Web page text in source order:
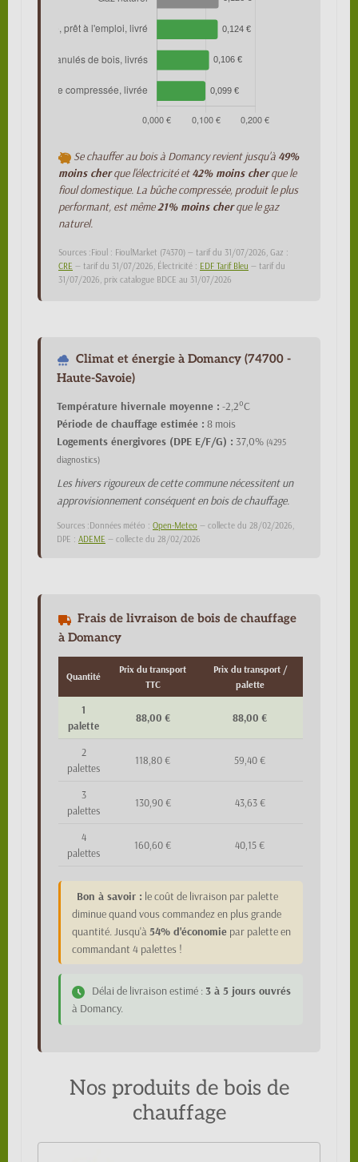
Se chauffer au bois à Domancy revient jusqu'à 49%
moins cherque l'électricité et42% moins cherque le
fioul domestique. La bûche compressée, produit le plus
performant, est même21% moins cherque le gaz
naturel.
Sources :Fioul : FioulMarket (74370) — tarif du 31/07/2026, Gaz :
CRE — tarif du 31/07/2026, Électricité : EDF Tarif Bleu — tarif du
31/07/2026, prix catalogue BDCE au 31/07/2026
Climat et énergie à Domancy (74700 -
Haute-Savoie)
Température hivernale moyenne : -2,2°C
Période de chauffage estimée : 8 mois
Logements énergivores (DPE E/F/G) : 37,0% (4295
diagnostics)
Les hivers rigoureux de cette commune nécessitent un
approvisionnement conséquent en bois de chauffage.
Sources :Données météo : Open-Meteo — collecte du 28/02/2026,
DPE : ADEME — collecte du 28/02/2026
Frais de livraison de bois de chauffage
à Domancy
Quantité
Prix du transport
TTC
Prix du transport /
palette
1
palette
88,00 € 88,00 €
2
palettes
118,80 € 59,40 €
3
palettes
130,90 € 43,63 €
4
palettes
160,60 € 40,15 €
Bon à savoir : le coût de livraison par palette
diminue quand vous commandez en plus grande
quantité. Jusqu'à54% d'économie par palette en
commandant 4 palettes !
Délai de livraison estimé : 3 à 5 jours ouvrés
à Domancy.
Nos produits de bois de
chauffage